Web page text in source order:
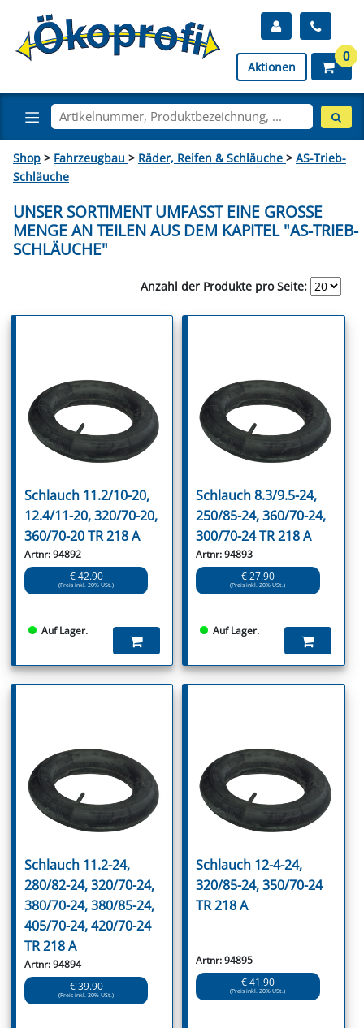
Aktionen
0
Shop > Fahrzeugbau > Räder, Reifen & Schläuche > AS-Trieb-
Schläuche
UNSER SORTIMENT UMFASST EINE GROSSE M
ENGE AN TEILEN AUS DEM KAPITEL "AS-TRIEB-S
CHLÄUCHE"
Anzahl der Produkte pro Seite:
Schlauch 11.2/10-20,
12.4/11-20, 320/70-20,
360/70-20 TR 218 A
Artnr: 94892
€ 42.90
(Preis inkl. 20% USt.)
Auf Lager.
Schlauch 8.3/9.5-24,
250/85-24, 360/70-24,
300/70-24 TR 218 A
Artnr: 94893
€ 27.90
(Preis inkl. 20% USt.)
Auf Lager.
Schlauch 11.2-24,
280/82-24, 320/70-24,
380/70-24, 380/85-24,
405/70-24, 420/70-24
TR 218 A
Artnr: 94894
€ 39.90
(Preis inkl. 20% USt.)
Schlauch 12-4-24,
320/85-24, 350/70-24
TR 218 A
Artnr: 94895
€ 41.90
(Preis inkl. 20% USt.)